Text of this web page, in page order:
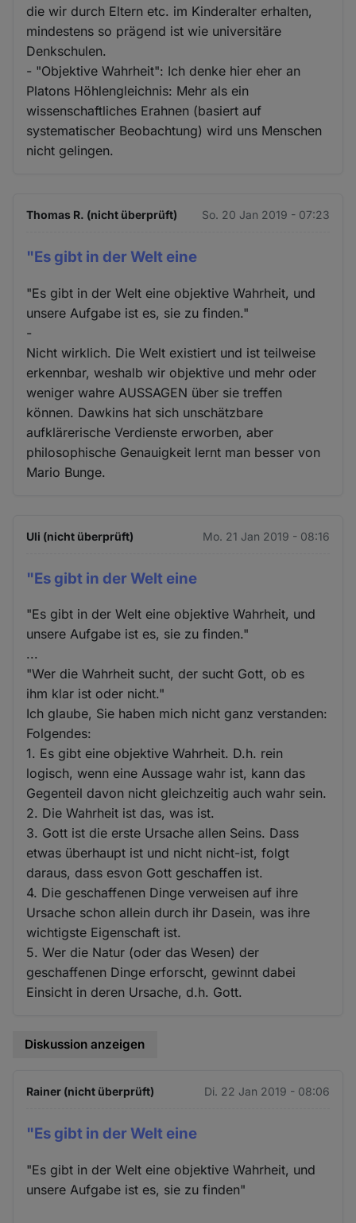
die wir durch Eltern etc. im Kinderalter erhalten,
mindestens so prägend ist wie universitäre
Denkschulen.
- "Objektive Wahrheit": Ich denke hier eher an
Platons Höhlengleichnis: Mehr als ein
wissenschaftliches Erahnen (basiert auf
systematischer Beobachtung) wird uns Menschen
nicht gelingen.
Thomas R. (nicht überprüft) So. 20 Jan 2019 - 07:23
"Es gibt in der Welt eine
"Es gibt in der Welt eine objektive Wahrheit, und
unsere Aufgabe ist es, sie zu finden."
-
Nicht wirklich. Die Welt existiert und ist teilweise
erkennbar, weshalb wir objektive und mehr oder
weniger wahre AUSSAGEN über sie treffen
können. Dawkins hat sich unschätzbare
aufklärerische Verdienste erworben, aber
philosophische Genauigkeit lernt man besser von
Mario Bunge.
Uli (nicht überprüft) Mo. 21 Jan 2019 - 08:16
"Es gibt in der Welt eine
"Es gibt in der Welt eine objektive Wahrheit, und
unsere Aufgabe ist es, sie zu finden."
...
"Wer die Wahrheit sucht, der sucht Gott, ob es
ihm klar ist oder nicht."
Ich glaube, Sie haben mich nicht ganz verstanden:
Folgendes:
1. Es gibt eine objektive Wahrheit. D.h. rein
logisch, wenn eine Aussage wahr ist, kann das
Gegenteil davon nicht gleichzeitig auch wahr sein.
2. Die Wahrheit ist das, was ist.
3. Gott ist die erste Ursache allen Seins. Dass
etwas überhaupt ist und nicht nicht-ist, folgt
daraus, dass esvon Gott geschaffen ist.
4. Die geschaffenen Dinge verweisen auf ihre
Ursache schon allein durch ihr Dasein, was ihre
wichtigste Eigenschaft ist.
5. Wer die Natur (oder das Wesen) der
geschaffenen Dinge erforscht, gewinnt dabei
Einsicht in deren Ursache, d.h. Gott.
Diskussion anzeigen
Rainer (nicht überprüft) Di. 22 Jan 2019 - 08:06
"Es gibt in der Welt eine
"Es gibt in der Welt eine objektive Wahrheit, und
unsere Aufgabe ist es, sie zu finden"